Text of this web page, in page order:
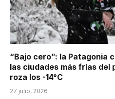
“Bajo cero”: la Patagonia
las ciudades más frías del
roza los -14°C
27 julio, 2026